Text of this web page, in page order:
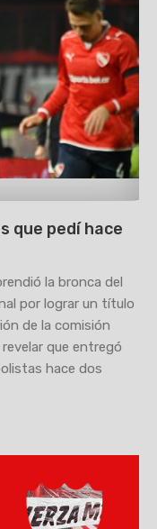
que pedí hace
la bronca del
por lograr un título
de la comisión
que entregó
hace dos